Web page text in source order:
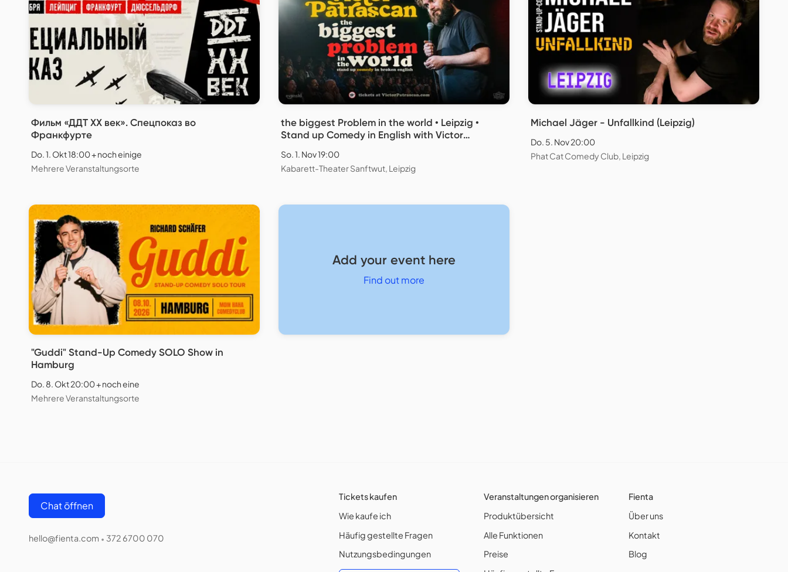
Фильм «ДДТ XX век». Спецпоказ во
Франкфурте
Do. 1. Okt 18:00 + noch einige
Mehrere Veranstaltungsorte
the biggest Problem in the world • Leipzig •
Stand up Comedy in English with Victor
So. 1. Nov 19:00
Kabarett-Theater Sanftwut, Leipzig
Michael Jäger - Unfallkind (Leipzig)
Do. 5. Nov 20:00
Phat Cat Comedy Club, Leipzig
"Guddi" Stand-Up Comedy SOLO Show in
Hamburg
Do. 8. Okt 20:00 + noch eine
Mehrere Veranstaltungsorte
Add your event here
Find out more
Chat öffnen
hello@fienta.com • 372 6700 070
Tickets kaufen
Wie kaufe ich
Häufig gestellte Fragen
Nutzungsbedingungen
Veranstaltungen organisieren
Produktübersicht
Alle Funktionen
Preise
Fienta
Über uns
Kontakt
Blog